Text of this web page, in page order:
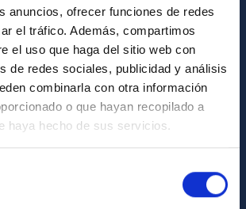
anuncios, ofrecer funciones de redes
el tráfico. Además, compartimos
el uso que haga del sitio web con
de redes sociales, publicidad y análisis
combinarla con otra información
o que hayan recopilado a
haya hecho de sus servicios.
IAC